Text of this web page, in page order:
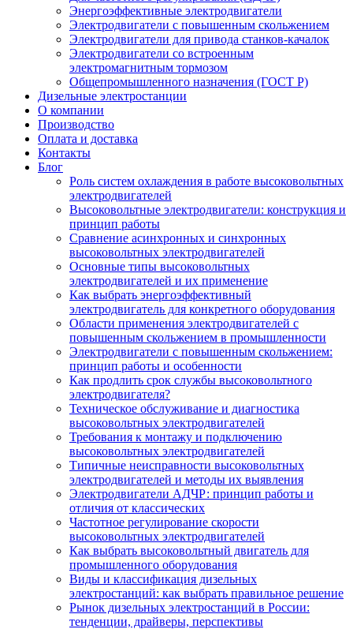
Энергоэффективные электродвигатели
Электродвигатели с повышенным скольжением
Электродвигатели для привода станков-качалок
Электродвигатели со встроенным
электромагнитным тормозом
Общепромышленного назначения (ГОСТ Р)
Дизельные электростанции
О компании
Производство
Оплата и доставка
Контакты
Блог
Роль систем охлаждения в работе высоковольтных
электродвигателей
Высоковольтные электродвигатели: конструкция и
принцип работы
Сравнение асинхронных и синхронных
высоковольтных электродвигателей
Основные типы высоковольтных
электродвигателей и их применение
Как выбрать энергоэффективный
электродвигатель для конкретного оборудования
Области применения электродвигателей с
повышенным скольжением в промышленности
Электродвигатели с повышенным скольжением:
принцип работы и особенности
Как продлить срок службы высоковольтного
электродвигателя?
Техническое обслуживание и диагностика
высоковольтных электродвигателей
Требования к монтажу и подключению
высоковольтных электродвигателей
Типичные неисправности высоковольтных
электродвигателей и методы их выявления
Электродвигатели АДЧР: принцип работы и
отличия от классических
Частотное регулирование скорости
высоковольтных электродвигателей
Как выбрать высоковольтный двигатель для
промышленного оборудования
Виды и классификация дизельных
электростанций: как выбрать правильное решение
Рынок дизельных электростанций в России:
тенденции, драйверы, перспективы